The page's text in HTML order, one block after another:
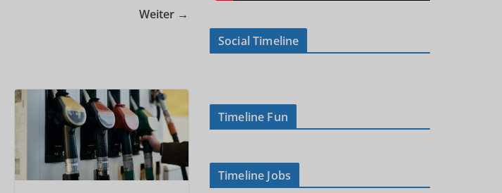
Weiter →
Social Timeline
Timeline Fun
Timeline Jobs